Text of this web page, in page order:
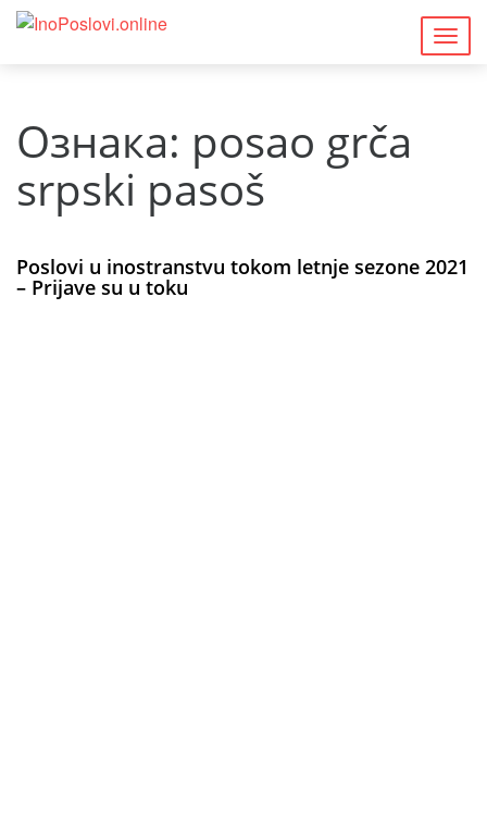
Ознака: posao grča
srpski pasoš
Poslovi u inostranstvu tokom letnje sezone 2021
– Prijave su u toku